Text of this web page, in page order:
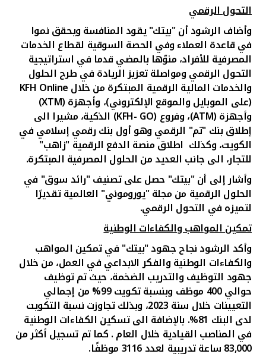
التحول الرقمي
وأضاف الرشود أن "بيتك" يقود المنافسة ويحقق نموا
في قاعدة العملاء وفي الحصة السوقية لقطاع الخدمات
المصرفية للأفراد، منوّها بالمضي قدما في استراتيجية
التحول الرقمي ومواصلة تعزيز الريادة في طرح الحلول
والخدمات المالية الرقمية المبتكرة من خلالKFH Online
(على الموبايل والموقع الإلكتروني)، وأجهزة (XTM
)
وأجهزة (ATM)، وفروع (KFH- GO) الذكية، مشيرا الى
إطلاق بنك "تم" الرقمي وهو أول بنك رقمي إسلامي في
الكويت، وكذلك اطلاق منصة الدفع الرقمية "زاهب"
للتجار، الى جانب العديد من الحلول المصرفية المبتكرة.
وأشار إلى أن "بيتك" حصل على تصنيف "رائد سوق" في
الحلول الرقمية من مجلة "يوروموني" العالميةتقديرًا
لتميزه في التحول الرقمي.
تمكين المواهب والكفاءات الوطنية
وأكد الرشود نجاح جهود "بيتك" في تمكين المواهب
والكفاءات الوطنية والفكر الابداعي في العمل، من خلال
جهود التوظيف والتدريب الضخمة، حيث تم توظيف
حوالي 400 موظف وبنسبة تكويت 99% من إجمالي
التعيينات خلال سنة 2023، وبذلك تجاوزت نسبة التكويت
لدى البنك 81%. بالإضافة الى تسكين الكفاءات الوطنية
في المناصب القيادية خلال العام . كما تم تسجيل أكثر من
83,000 ساعة تدريبية لعدد 3116 موظفًا.